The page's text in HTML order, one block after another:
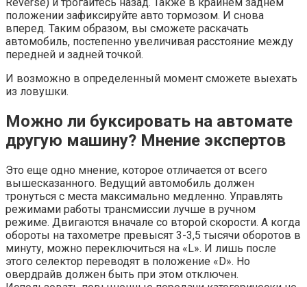
положении зафиксируйте авто тормозом. И снова
вперед. Таким образом, вы сможете раскачать
автомобиль, постепенно увеличивая расстояние между
передней и задней точкой.
И возможно в определенный момент сможете выехать
из ловушки.
Можно ли буксировать на автомате
другую машину? Мнение экспертов
Это еще одно мнение, которое отличается от всего
вышесказанного. Ведущий автомобиль должен
тронуться с места максимально медленно. Управлять
режимами работы трансмиссии лучше в ручном
режиме. Двигаются вначале со второй скорости. А когда
обороты на тахометре превысят 3-3,5 тысячи оборотов в
минуту, можно переключиться на «L». И лишь после
этого селектор переводят в положение «D». Но
овердрайв должен быть при этом отключен.